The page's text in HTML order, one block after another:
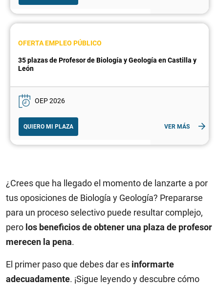
OFERTA EMPLEO PÚBLICO
35 plazas de Profesor de Biología y Geología en Castilla y
León
OEP 2026
QUIERO MI PLAZA VER MÁS
¿Crees que ha llegado el momento de lanzarte a por
tus oposiciones de Biología y Geología? Prepararse
para un proceso selectivo puede resultar complejo,
pero los beneficios de obtener una plaza de profesor
merecen la pena.
El primer paso que debes dar es informarte
adecuadamente. ¡Sigue leyendo y descubre cómo